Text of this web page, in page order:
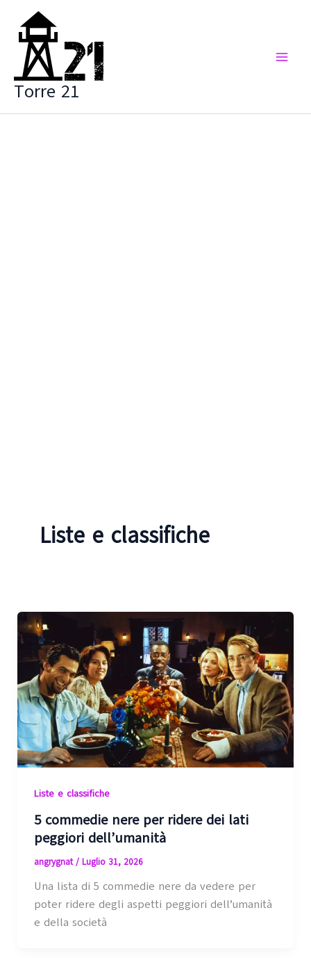
contenuto
Torre 21
Liste e classifiche
Liste e classifiche
5 commedie nere per ridere dei lati
peggiori dell’umanità
angrygnat/ Luglio 31, 2026
Una lista di 5 commedie nere da vedere per
poter ridere degli aspetti peggiori dell’umanità
e della società